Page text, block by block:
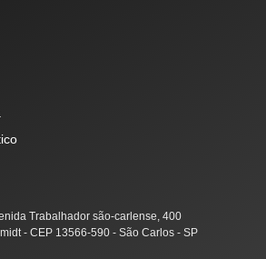
Trabalhador são-carlense, 400
- CEP 13566-590 - São Carlos - SP